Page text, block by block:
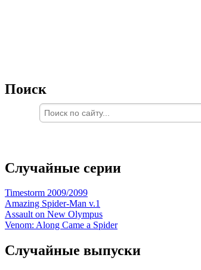
Поиск
Случайные серии
Timestorm 2009/2099
Amazing Spider-Man v.1
Assault on New Olympus
Venom: Along Came a Spider
Случайные выпуски